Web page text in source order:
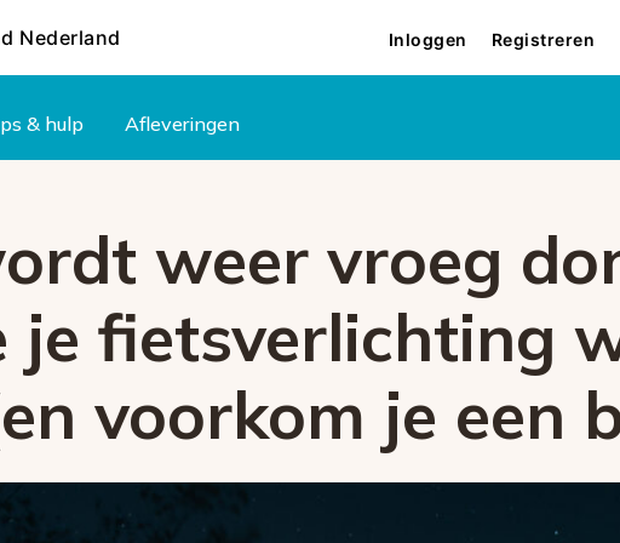
Nederland Inloggen Registreren
& hulp Afleveringen
weer vroeg
je fietsverlichting
voorkom je een